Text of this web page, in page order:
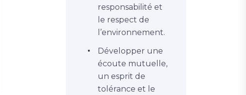
responsabilité et
le respect de
l’environnement.
Développer une
écoute mutuelle,
un esprit de
tolérance et le